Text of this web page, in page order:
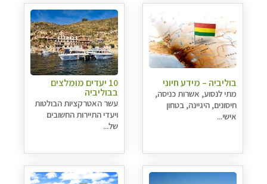
בוליביה – מידע חיוני
מתי לנסוע, אשרות כניסה,
חיסונים, היגיינה, בטחון
אישי...
10 יעדים מומלצים
בבוליביה
עשר האטרקציות הבולטות
ויעדי התיירות החשובים
של...